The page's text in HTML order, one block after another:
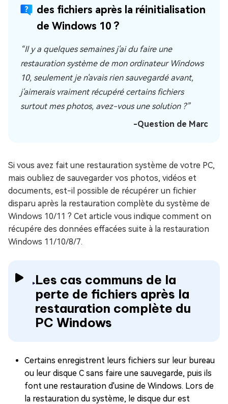
des fichiers après la réinitialisation
de Windows 10 ?
“Il y a quelques semaines j'ai du faire une
restauration système de mon ordinateur Windows
10, seulement je n'avais rien sauvegardé avant,
j'aimerais vraiment récupéré certains fichiers
surtout mes photos, avez-vous une solution ?”
-Question de Marc
Si vous avez fait une restauration système de votre PC,
mais oubliez de sauvegarder vos photos, vidéos et
documents, est-il possible de récupérer un fichier
disparu après la restauration complète du système de
Windows 10/11 ? Cet article vous indique comment on
récupére des données effacées suite à la restauration
Windows 11/10/8/7.
Les cas communs de la
perte de fichiers après la
restauration complète du
PC Windows
Certains enregistrent leurs fichiers sur leur bureau
ou leur disque C sans faire une sauvegarde, puis ils
font une restauration d'usine de Windows. Lors de
la restauration du système, le disque dur est